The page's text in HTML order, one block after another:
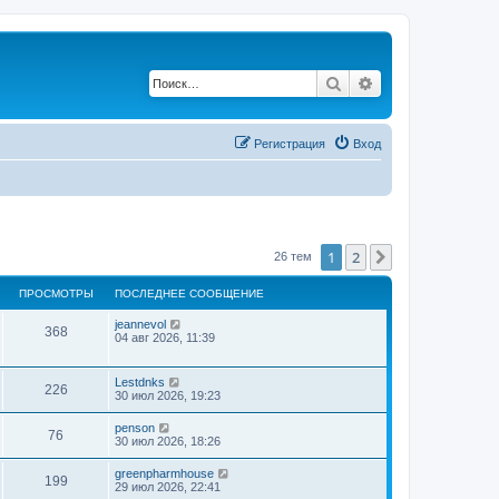
Поиск
Вход
Регистрация
26 тем 1 2
ПРОСМОТРЫ ПОСЛЕДНЕЕ СООБЩЕНИЕ
368
jeannevol
04 авг 2026, 11:39
226
Lestdnks
30 июл 2026, 19:23
76
penson
30 июл 2026, 18:26
199
greenpharmhouse
29 июл 2026, 22:41